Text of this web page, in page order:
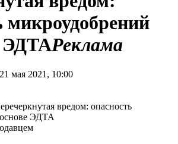
микроудобрений
ЭДТАРеклама
мая 2021, 10:00